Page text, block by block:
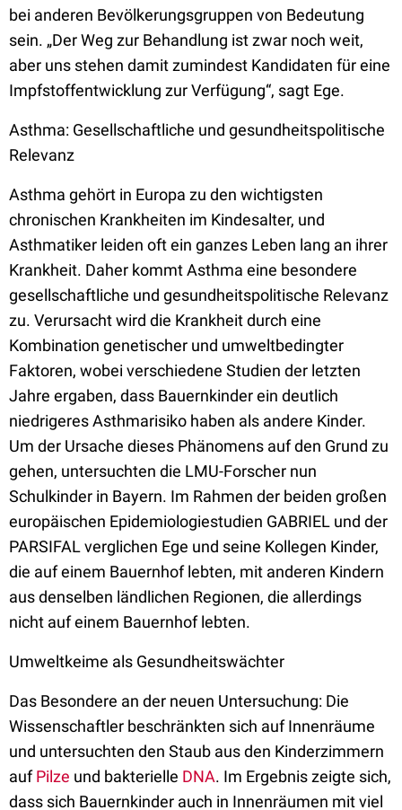
bei anderen Bevölkerungsgruppen von Bedeutung
sein. „Der Weg zur Behandlung ist zwar noch weit,
aber uns stehen damit zumindest Kandidaten für eine
Impfstoffentwicklung zur Verfügung“, sagt Ege.
Asthma: Gesellschaftliche und gesundheitspolitische
Relevanz
Asthma gehört in Europa zu den wichtigsten
chronischen Krankheiten im Kindesalter, und
Asthmatiker leiden oft ein ganzes Leben lang an ihrer
Krankheit. Daher kommt Asthma eine besondere
gesellschaftliche und gesundheitspolitische Relevanz
zu. Verursacht wird die Krankheit durch eine
Kombination genetischer und umweltbedingter
Faktoren, wobei verschiedene Studien der letzten
Jahre ergaben, dass Bauernkinder ein deutlich
niedrigeres Asthmarisiko haben als andere Kinder.
Um der Ursache dieses Phänomens auf den Grund zu
gehen, untersuchten die LMU-Forscher nun
Schulkinder in Bayern. Im Rahmen der beiden großen
europäischen Epidemiologiestudien GABRIEL und der
PARSIFAL verglichen Ege und seine Kollegen Kinder,
die auf einem Bauernhof lebten, mit anderen Kindern
aus denselben ländlichen Regionen, die allerdings
nicht auf einem Bauernhof lebten.
Umweltkeime als Gesundheitswächter
Das Besondere an der neuen Untersuchung: Die
Wissenschaftler beschränkten sich auf Innenräume
und untersuchten den Staub aus den Kinderzimmern
aufPilze und bakterielle DNA. Im Ergebnis zeigte sich,
dass sich Bauernkinder auch in Innenräumen mit viel